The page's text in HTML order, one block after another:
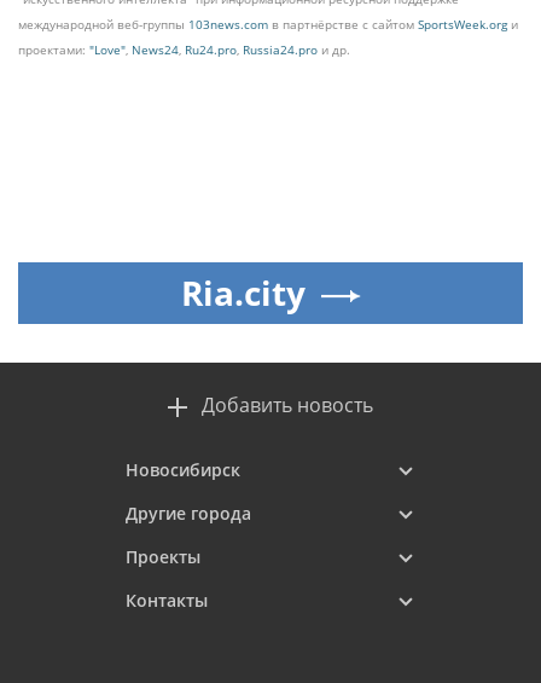
международной веб-группы 103news.com в партнёрстве с сайтом SportsWeek.orgи
проектами: "Love", News24, Ru24.pro, Russia24.pro и др.
Ria.city
Добавить новость
Новосибирск
Другие города
Проекты
Контакты